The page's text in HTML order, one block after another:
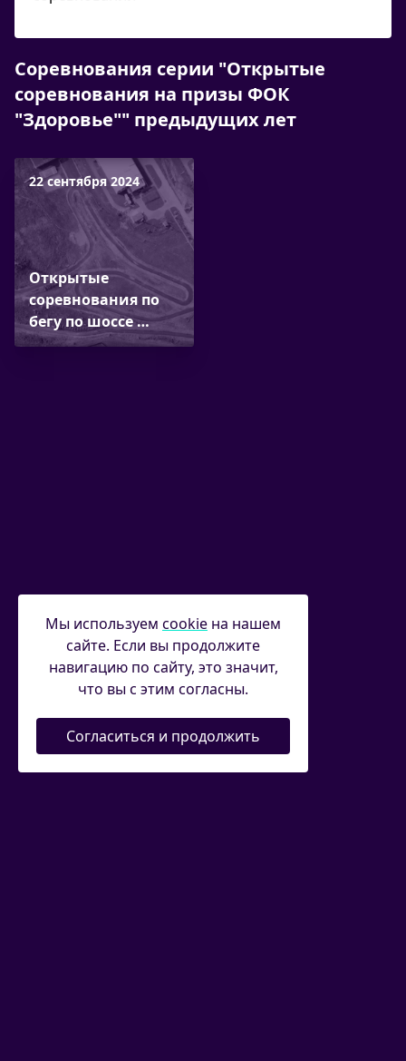
Соревнования серии "Открытые
соревнования на призы ФОК
"Здоровье"" предыдущих лет
22 сентября 2024
Открытые
соревнования по
бегу по шоссе …
Мы используем cookie на нашем
сайте. Если вы продолжите
навигацию по сайту, это значит,
что вы с этим согласны.
Согласиться и продолжить